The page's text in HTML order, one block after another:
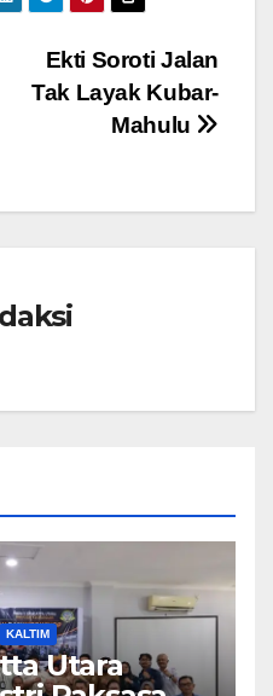
Ekti Soroti Jalan
Tak Layak Kubar-
Mahulu
KALTIM
Utara